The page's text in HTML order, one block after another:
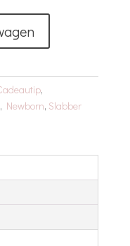
,
, Newborn, Slabber